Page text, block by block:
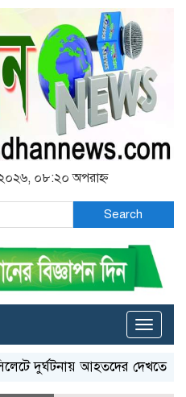
০৮:২০ অপরাহ্ন
Search
Toggle
দুর্ঘটনায় আহতদের দেখতে ওসমানী